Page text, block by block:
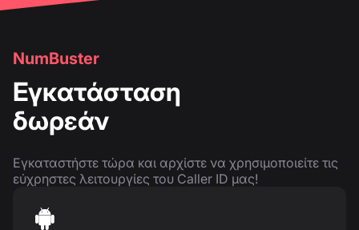
NumBuster
Εγκατάσταση
δωρεάν
Εγκαταστήστε τώρα και αρχίστε να χρησιμοποιείτε τις
εύχρηστες λειτουργίες του Caller ID μας!